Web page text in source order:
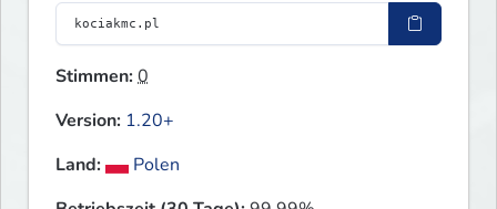
Stimmen:0
Version: 1.20+
Land:
Polen